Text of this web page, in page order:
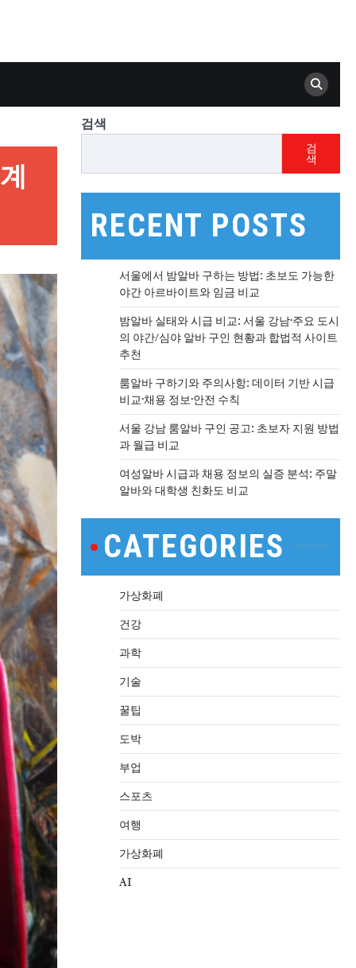
검색
검
색
RECENT POSTS
서울에서 밤알바 구하는 방법: 초보도 가능한
야간 아르바이트와 임금 비교
밤알바 실태와 시급 비교: 서울 강남·주요 도시
의 야간/심야 알바 구인 현황과 합법적 사이트
추천
룸알바 구하기와 주의사항: 데이터 기반 시급
비교·채용 정보·안전 수칙
서울 강남 룸알바 구인 공고: 초보자 지원 방법
과 월급 비교
여성알바 시급과 채용 정보의 실증 분석: 주말
알바와 대학생 친화도 비교
CATEGORIES
가상화폐
건강
과학
기술
꿀팁
도박
부업
스포츠
여행
가상화폐
AI